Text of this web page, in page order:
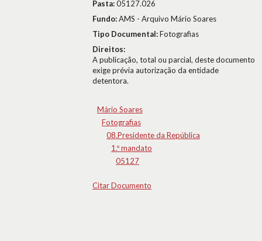
Pasta:05127.026
Fundo:AMS - Arquivo Mário Soares
Tipo Documental:Fotografias
Direitos:
A publicação, total ou parcial, deste documento
exige prévia autorização da entidade
detentora.
Mário Soares
Fotografias
08.Presidente da República
1.º mandato
05127
Citar Documento